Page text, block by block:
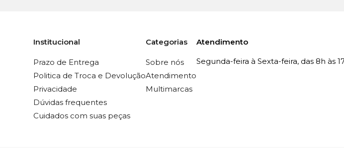
Institucional
Prazo de Entrega
Politica de Troca e Devolução
Privacidade
Dúvidas frequentes
Cuidados com suas peças
Categorias
Sobre nós
Atendimento
Multimarcas
Atendimento
Segunda-feira à Sexta-feira, das 8h às